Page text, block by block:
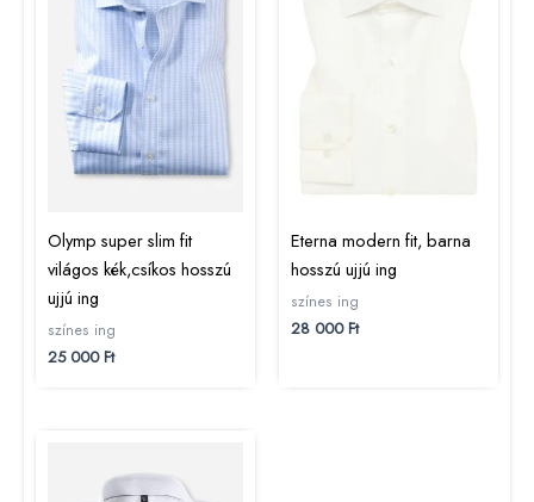
Olymp super slim fit
világos kék,csíkos hosszú
ujjú ing
színes ing
25 000Ft
Eterna modern fit, barna
hosszú ujjú ing
színes ing
28 000Ft